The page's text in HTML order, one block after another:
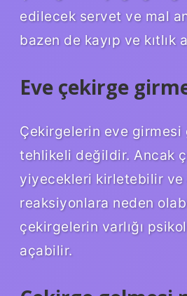
edilecek servet ve mal
bazen de kayıp ve kıtlık
Eve çekirge
Çekirgelerin eve girmesi
tehlikeli değildir. Ancak
yiyecekleri kirletebilir ve
reaksiyonlara neden
çekirgelerin varlığı
açabilir.